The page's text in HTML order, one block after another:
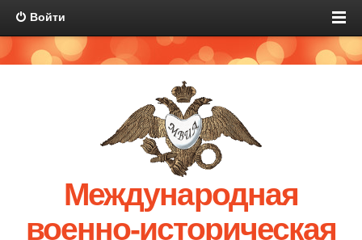
Войти
Международная
военно-историческая